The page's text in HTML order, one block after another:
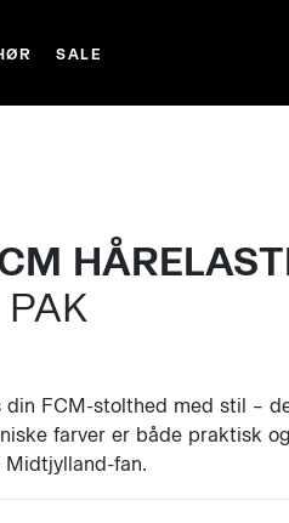
SALE
din FCM-stolthed med stil –
farver er både praktisk
Midtjylland-fan.